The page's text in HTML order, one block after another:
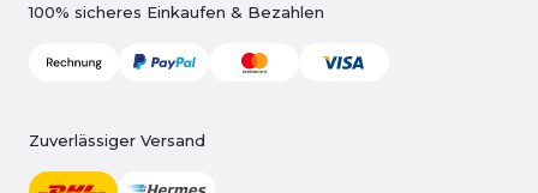
100% sicheres Einkaufen & Bezahlen
Zuverlässiger Versand